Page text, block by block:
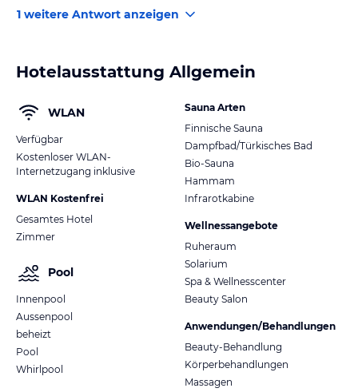
derzeit 3,50€ pro Tag.
1 weitere Antwort anzeigen
Hotelausstattung Allgemein
WLAN
Verfügbar
Kostenloser WLAN-
Internetzugang inklusive
WLAN Kostenfrei
Gesamtes Hotel
Zimmer
Pool
Innenpool
Aussenpool
beheizt
Pool
Whirlpool
Sauna Arten
Finnische Sauna
Dampfbad/Türkisches Bad
Bio-Sauna
Hammam
Infrarotkabine
Wellnessangebote
Ruheraum
Solarium
Spa & Wellnesscenter
Beauty Salon
Anwendungen/Behandlungen
Beauty-Behandlung
Körperbehandlungen
Massagen